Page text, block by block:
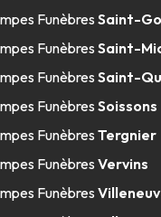
FunèbresSaint-
FunèbresSaint-
FunèbresSaint-
FunèbresSoissons
FunèbresTergnier
FunèbresVervins
Funèbres